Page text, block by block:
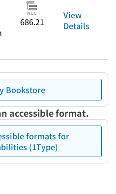
686.21
View
Details
Bookstore
accessible format.
formats for
(1Type)